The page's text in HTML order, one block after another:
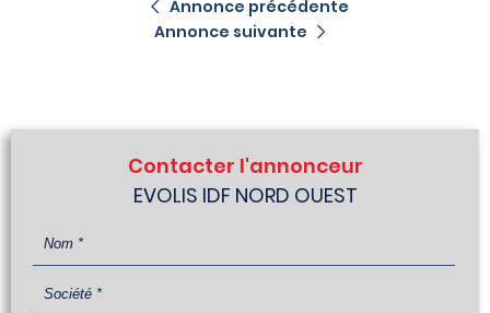
Annonce précédente
Annonce suivante
Contacter l'annonceur
EVOLIS IDF NORD OUEST